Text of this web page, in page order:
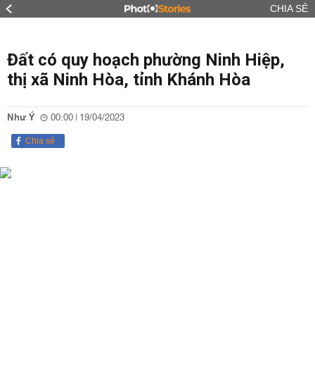
CHIA SẺ
Đất có quy hoạch phường Ninh Hiệp,
thị xã Ninh Hòa, tỉnh Khánh Hòa
Như Ý 00:00 | 19/04/2023
Chia sẻ